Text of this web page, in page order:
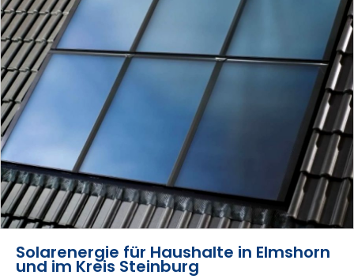
Solarenergie für Haushalte in Elmshorn
und im Kreis Steinburg